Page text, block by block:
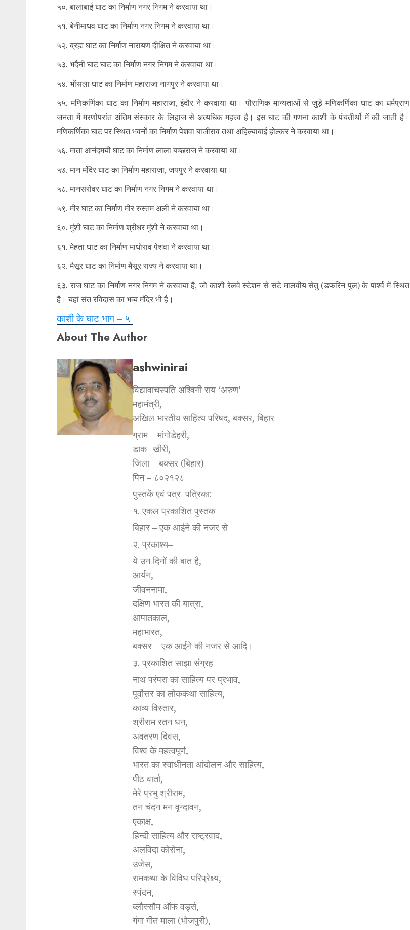
५०. बालाबाई घाट का निर्माण नगर निगम ने करवाया था।
५१. बेनीमाधव घाट का निर्माण नगर निगम ने करवाया था।
५२. ब्रह्म घाट का निर्माण नारायण दीक्षित ने करवाया था।
५३. भदैनी घाट घाट का निर्माण नगर निगम ने करवाया था।
५४. भोंसला घाट का निर्माण महाराजा नागपुर ने करवाया था।
५५. मणिकर्णिका घाट का निर्माण महाराजा, इंदौर ने करवाया था। पौराणिक मान्यताओं से जुड़े मणिकर्णिका घाट का धर्मप्राण
जनता में मरणोपरांत अंतिम संस्कार के लिहाज से अत्यधिक महत्त्व है। इस घाट की गणना काशी के पंचतीर्थो में की जाती है।
मणिकर्णिका घाट पर स्थित भवनों का निर्माण पेशवा बाजीराव तथा अहिल्याबाई होल्कर ने करवाया था।
५६. माता आनंदमयी घाट का निर्माण लाला बच्छराज ने करवाया था।
५७. मान मंदिर घाट का निर्माण महाराजा, जयपुर ने करवाया था।
५८. मानसरोवर घाट का निर्माण नगर निगम ने करवाया था।
५९. मीर घाट का निर्माण मीर रुस्तम अली ने करवाया था।
६०. मुंशी घाट का निर्माण श्रीधर मुंशी ने करवाया था।
६१. मेहता घाट का निर्माण माधोराव पेशवा ने करवाया था।
६२. मैसूर घाट का निर्माण मैसूर राज्य ने करवाया था।
६३. राज घाट का निर्माण नगर निगम ने करवाया है, जो काशी रेलवे स्टेशन से सटे मालवीय सेतु (डफरिन पुल) के पा‌र्श्व में स्थित
है। यहां संत रविदास का भव्य मंदिर भी है।
काशी के घाट भाग – ५
About The Author
ashwinirai
विद्यावाचस्पति अश्विनी राय ‘अरुण’
महामंत्री,
अखिल भारतीय साहित्य परिषद, बक्सर, बिहार
ग्राम – मांगोडेहरी,
डाक- खीरी,
जिला – बक्सर (बिहार)
पिन – ८०२१२८
पुस्तकें एवं पत्र–पत्रिका:
१. एकल प्रकाशित पुस्तक–
बिहार – एक आईने की नजर से
२. प्रकाश्य–
ये उन दिनों की बात है,
आर्यन,
जीवननामा,
दक्षिण भारत की यात्रा,
आपातकाल,
महाभारत,
बक्सर – एक आईने की नजर से आदि।
३. प्रकाशित साझा संग्रह–
नाथ परंपरा का साहित्य पर प्रभाव,
पूर्वोत्तर का लोककथा साहित्य,
काव्य विस्तार,
श्रीराम रतन धन,
अवतरण दिवस,
विश्व के महत्वपूर्ण,
भारत का स्वाधीनता आंदोलन और साहित्य,
पीठ वार्ता,
मेरे प्रभु श्रीराम,
तन चंदन मन वृन्दावन,
एकाक्ष,
हिन्दी साहित्य और राष्ट्रवाद,
अलविदा कोरोना,
उजेस,
रामकथा के विविध परिप्रेक्ष्य,
स्पंदन,
ब्लौस्सौम ऑफ वर्ड्स,
गंगा गीत माला (भोजपुरी),